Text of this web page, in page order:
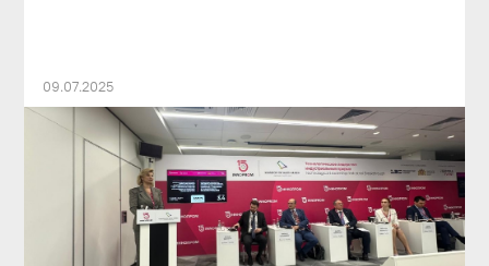
09.07.2025